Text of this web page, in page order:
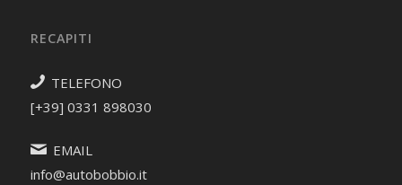
RECAPITI
TELEFONO
[+39] 0331 898030
EMAIL
info@autobobbio.it